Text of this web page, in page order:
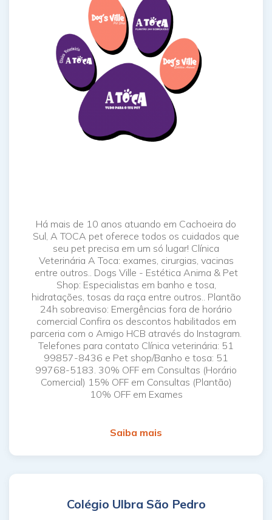
Há mais de 10 anos atuando em Cachoeira do
Sul, A TOCA pet oferece todos os cuidados que
seu pet precisa em um só lugar! Clínica
Veterinária A Toca: exames, cirurgias, vacinas
entre outros.. Dogs Ville - Estética Anima & Pet
Shop: Especialistas em banho e tosa,
hidratações, tosas da raça entre outros.. Plantão
24h sobreaviso: Emergências fora de horário
comercial Confira os descontos habilitados em
parceria com o Amigo HCB através do Instagram.
Telefones para contato Clínica veterinária: 51
99857-8436 e Pet shop/Banho e tosa: 51
99768-5183. 30% OFF em Consultas (Horário
Comercial) 15% OFF em Consultas (Plantão)
10% OFF em Exames
Saiba mais
Colégio Ulbra São Pedro